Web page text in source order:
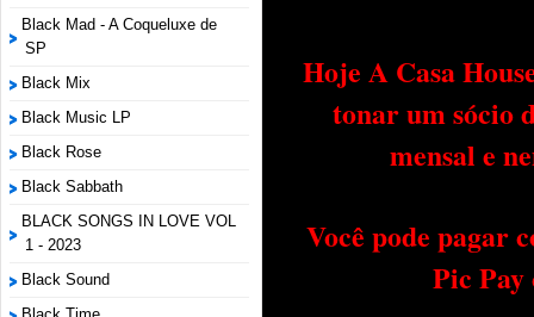
Black Mad - A Coqueluxe de
SP
Black Mix
Black Music LP
Black Rose
Black Sabbath
BLACK SONGS IN LOVE VOL
1 - 2023
Black Sound
Hoje A Casa
tonar um sócio
mensal e
Você pode pagar
Pic